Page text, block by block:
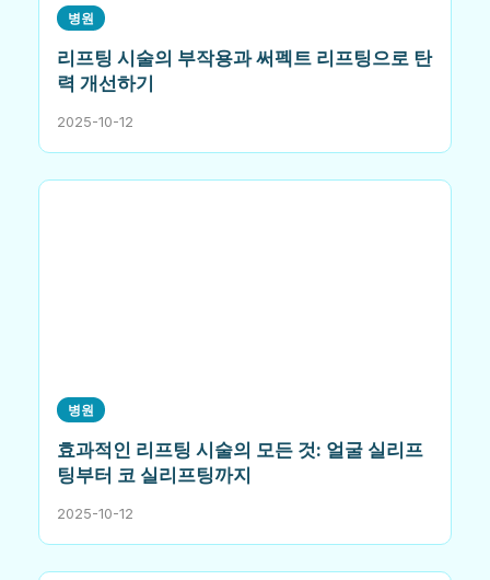
병원
리프팅 시술의 부작용과 써펙트 리프팅으로 탄
력 개선하기
2025-10-12
병원
효과적인 리프팅 시술의 모든 것: 얼굴 실리프
팅부터 코 실리프팅까지
2025-10-12